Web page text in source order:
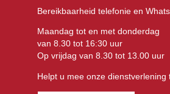
Bereikbaarheid telefonie en
Maandag tot en met donderdag
van 8.30 tot 16:30 uur
Op vrijdag van 8.30 tot 13.00 uur
Helpt u mee onze dienstverlening